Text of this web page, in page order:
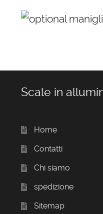
Scale in
Home
Contatti
Chi siamo
spedizione
Sitemap